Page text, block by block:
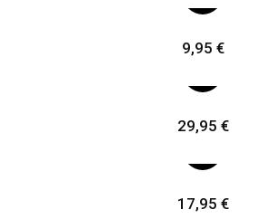
Preis
9,95 €
Preis
29,95 €
Preis
17,95 €